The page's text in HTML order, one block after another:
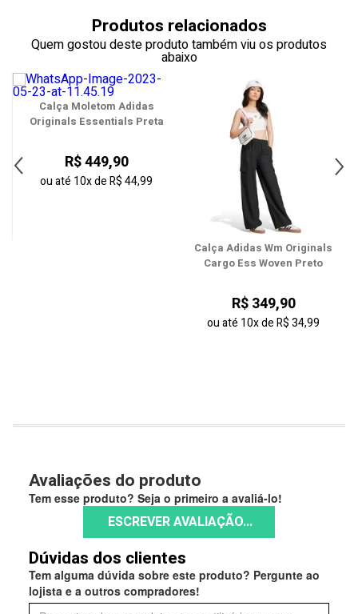
Produtos relacionados
Quem gostou deste produto também viu os produtos
abaixo
Calça Moletom Adidas
Originals Essentials Preta
R$ 449,90
ou até 10xdeR$ 44,99
Calça Adidas Wm Originals
Cargo Ess Woven Preto
R$ 349,90
ou até 10xdeR$ 34,99
Avaliações do produto
Tem esse produto? Seja o primeiro a avaliá-lo!
ESCREVER AVALIAÇÃO...
Dúvidas dos clientes
Tem alguma dúvida sobre este produto? Pergunte ao
lojista e a outros compradores!